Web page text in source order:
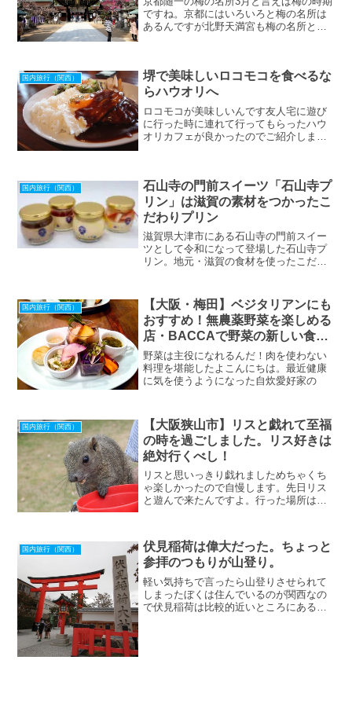
ですね。京都にはいろいろと梅の名所は
あるんですが北野天満宮も梅の名所とし
京都にお越しの際には是非おでかけくだ
さい。ぼくも行って来ましたが本当に良
に植えられていて華やかなんですね。
国内旅行（関西）
堺で美味しいロコモコを食べるな
らハウオリへ
ロコモコが美味しいんです友人宅に遊び
に行った時に連れて行ってもらったハウ
オリカフェが良かったのでご紹介しま
の店ということでハワイ料理で有名なロ
コモコを食べましたよ。[caption
id="attachment_1948" align=
国内旅行（関西）
石山寺の門前スイーツ「石山寺プ
リン」は滋賀の素材をつかったこ
だわりプリン
滋賀県大津市にある石山寺の門前スイー
ツとして令和になって登場した石山寺プ
リン。地元・滋賀の食材を使ったこだわ
のプリンはこどもから大人までおいしく
楽しめます。
国内旅行（関西）
【大阪・梅田】ベジタリアンにも
おすすめ！無農薬野菜を楽しめる
店・BACCAで野菜の新しい食べ
方を発見したよ
野菜は主役になれるんだ！肉を使わない
料理を堪能したよこんにちは。最近健康
に気を使うようになった自炊愛好家の
国内旅行（関西）
【大阪狭山市】リスと戯れて至福
の時を過ごしました。リス好きは
絶対行くべし！
リスと思いっきり戯れましためちゃくち
ゃ楽しかったので自慢します。先日リス
と遊んで来たんですよ。行った場所は大
あったりバーベキューができる場所があ
ったりする施設なんですが、一角にリス
が放し飼いにされているエリアがあるん
です。ここでリスたちと楽しく遊んでき
ました。行く前はただ単にリスに遊ぶだ
けだろうっ
国内旅行（関西）
伏見稲荷は偉大だった。ちょっと
参拝のつもりが山登り。
軽い気持ちで言ったら山登りさせられて
しまったぼくは住んでいるのが関西なの
で伏見稲荷は比較的近いところにあるの